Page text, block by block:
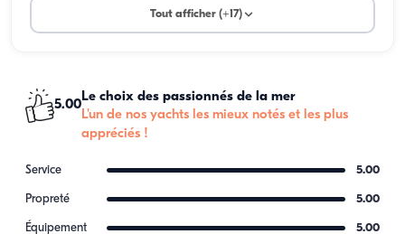
Tout afficher (+17)
5.00
Le choix des passionnés de la mer
L'un de nos yachts les mieux notés et les plus
appréciés !
Service 5.00
Propreté 5.00
Équipement 5.00